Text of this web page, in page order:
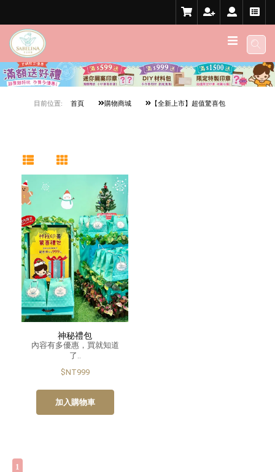
目前位置: 首頁 購物商城 【全新上市】超值驚喜包
神秘禮包
內容有多優惠，買就知道
了..
$NT999
加入購物車
1